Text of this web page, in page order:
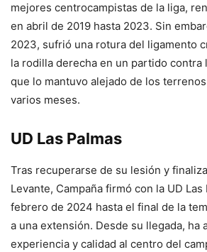
mejores centrocampistas de la liga,
en abril de 2019 hasta 2023. Sin
2023, sufrió una rotura del ligamento
la rodilla derecha en un partido contra
que lo mantuvo alejado de los
varios meses.
UD Las Palmas
Tras recuperarse de su lesión y
Levante, Campaña firmó con la UD Las
febrero de 2024 hasta el final de la
a una extensión. Desde su llegada, ha
experiencia y calidad al centro del